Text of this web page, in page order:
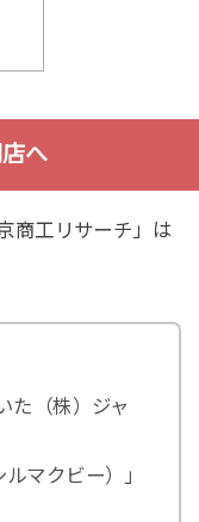
へ
商工リサーチ」は
た（株）ジャ
マクビー）」